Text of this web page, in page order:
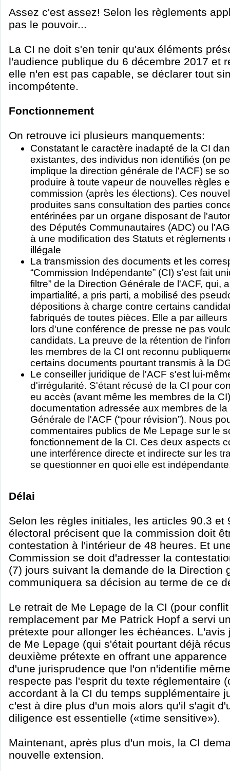
Assez c'est assez! Selon les règlements
pas le pouvoir...
La CI ne doit s'en tenir qu'aux éléments
l'audience publique du 6 décembre 2017 et
elle n'en est pas capable, se déclarer tout
incompétente.
Fonctionnement
On retrouve ici plusieurs manquements:
Constatant le caractère inadapté de la CI
existantes, des individus non identifiés (on
implique la direction générale de l'ACF) se
produire à toute vapeur de nouvelles règles
commission (après les élections). Ces
produites sans consultation des parties
entérinées par un organe disposant de
des Députés Communautaires (ADC) ou
à une modification des Statuts et
illégale
La transmission des documents et les
“Commission Indépendante” (CI) s'est fait
filtre” de la Direction Générale de l'ACF, qui,
impartialité, a pris parti, a mobilisé des
dépositions à charge contre certains
fabriqués de toutes pièces. Elle a par
lors d'une conférence de presse ne pas
candidats. La preuve de la rétention de
les membres de la CI ont reconnu
certains documents pourtant transmis à la
Le conseiller juridique de l'ACF s'est lui-
d'irrégularité. S'étant récusé de la CI pour
eu accès (avant même les membres de la
documentation adressée aux membres de
Générale de l'ACF (“pour révision”). Nous
commentaires publics de Me Lepage sur le
fonctionnement de la CI. Ces deux aspects
une interférence directe et indirecte sur les
se questionner en quoi elle est
Délai
Selon les règles initiales, les articles 90.3 et
électoral précisent que la commission doit
contestation à l'intérieur de 48 heures. Et
Commission se doit d'adresser la
(7) jours suivant la demande de la Direction
communiquera sa décision au terme de ce
Le retrait de Me Lepage de la CI (pour
remplacement par Me Patrick Hopf a servi
prétexte pour allonger les échéances.
de Me Lepage (qui s'était pourtant déjà
deuxième prétexte en offrant une
d'une jurisprudence que l'on n'identifie
respecte pas l'esprit du texte réglementaire
accordant à la CI du temps supplémentaire
c'est à dire plus d'un mois alors qu'il s'agit
diligence est essentielle («time sensitive»).
Maintenant, après plus d'un mois, la CI
nouvelle extension.